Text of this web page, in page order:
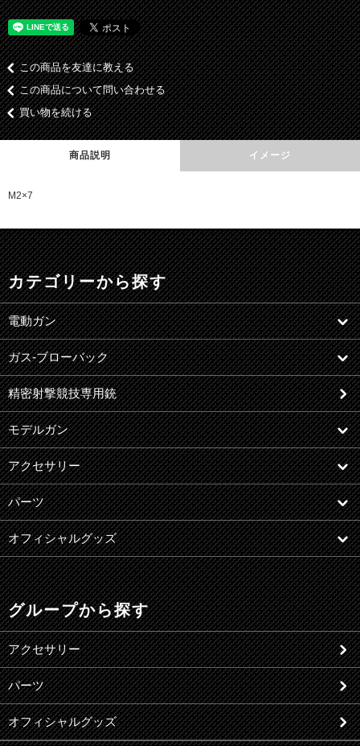
この商品を友達に教える
この商品について問い合わせる
買い物を続ける
商品説明 イメージ
M2×7
カテゴリーから探す
電動ガン
ガス-ブローバック
精密射撃競技専用銃
モデルガン
アクセサリー
パーツ
オフィシャルグッズ
グループから探す
アクセサリー
パーツ
オフィシャルグッズ